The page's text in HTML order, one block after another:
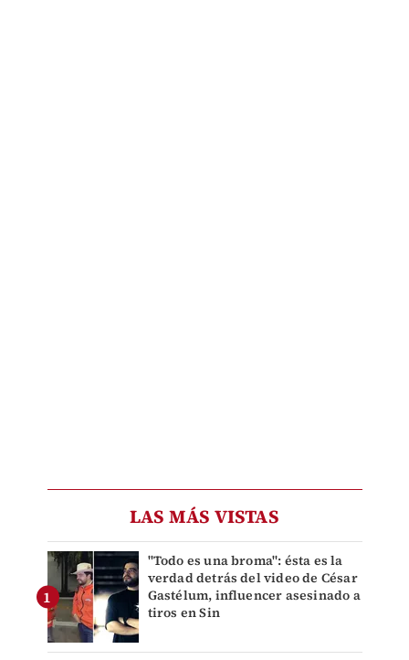
LAS MÁS VISTAS
"Todo es una broma": ésta es la
verdad detrás del video de César
Gastélum, influencer asesinado a
tiros en Sin